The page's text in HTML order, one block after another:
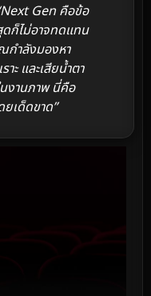
Gen คือข้อ
ดก็ไม่อาจทดแทน
กำลังมองหา
ะ และเสียน้ำตา
งานภาพ นี่คือ
เด็ดขาด”